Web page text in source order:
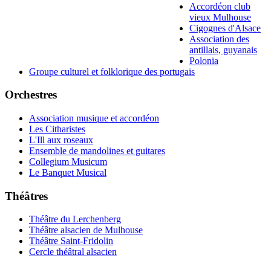
Accordéon club
vieux Mulhouse
Cigognes d'Alsace
Association des
antillais, guyanais
Polonia
Groupe culturel et folklorique des portugais
Orchestres
Association musique et accordéon
Les Citharistes
L'Ill aux roseaux
Ensemble de mandolines et guitares
Collegium Musicum
Le Banquet Musical
Théâtres
Théâtre du Lerchenberg
Théâtre alsacien de Mulhouse
Théâtre Saint-Fridolin
Cercle théâtral alsacien